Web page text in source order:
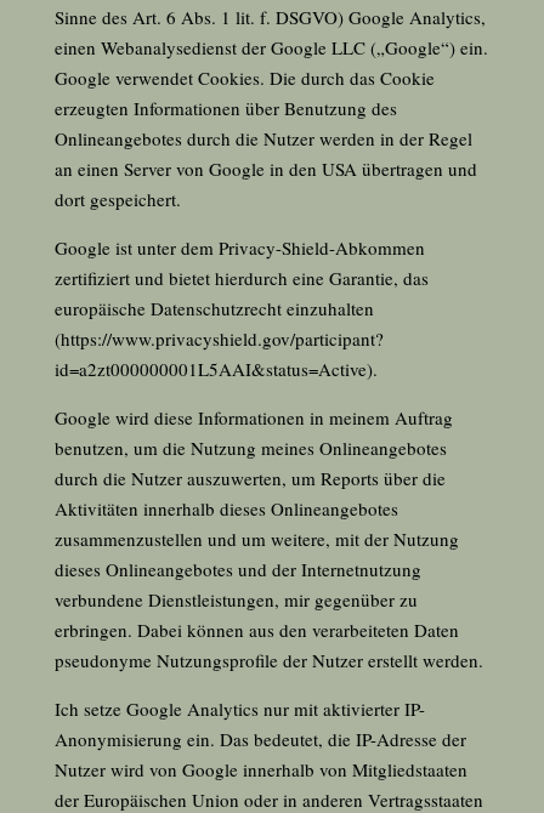
Sinne des Art. 6 Abs. 1 lit. f. DSGVO) Google Analytics,
einen Webanalysedienst der Google LLC („Google“) ein.
Google verwendet Cookies. Die durch das Cookie
erzeugten Informationen über Benutzung des
Onlineangebotes durch die Nutzer werden in der Regel
an einen Server von Google in den USA übertragen und
dort gespeichert.
Google ist unter dem Privacy-Shield-Abkommen
zertifiziert und bietet hierdurch eine Garantie, das
europäische Datenschutzrecht einzuhalten
(https://www.privacyshield.gov/participant?
id=a2zt000000001L5AAI&status=Active).
Google wird diese Informationen in meinem Auftrag
benutzen, um die Nutzung meines Onlineangebotes
durch die Nutzer auszuwerten, um Reports über die
Aktivitäten innerhalb dieses Onlineangebotes
zusammenzustellen und um weitere, mit der Nutzung
dieses Onlineangebotes und der Internetnutzung
verbundene Dienstleistungen, mir gegenüber zu
erbringen. Dabei können aus den verarbeiteten Daten
pseudonyme Nutzungsprofile der Nutzer erstellt werden.
Ich setze Google Analytics nur mit aktivierter IP-
Anonymisierung ein. Das bedeutet, die IP-Adresse der
Nutzer wird von Google innerhalb von Mitgliedstaaten
der Europäischen Union oder in anderen Vertragsstaaten